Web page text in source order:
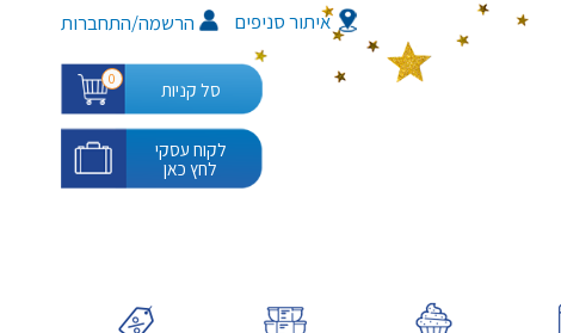
איתור סניפים הרשמה/התחברות
סל קניות 0
לקוח עסקי
לחץ כאן